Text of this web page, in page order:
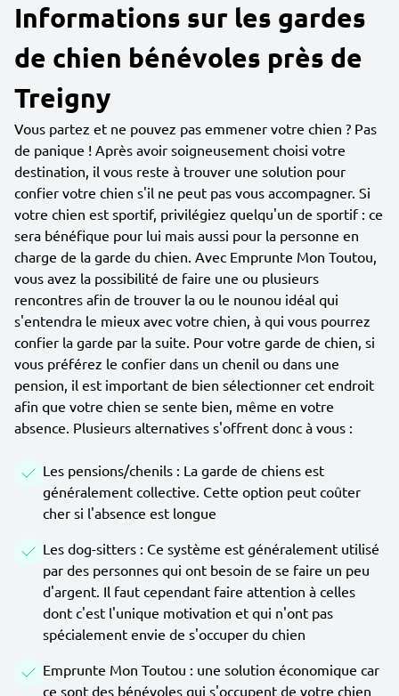
Informations sur les gardes
de chien bénévoles près de
Treigny
Vous partez et ne pouvez pas emmener votre chien ? Pas
de panique ! Après avoir soigneusement choisi votre
destination, il vous reste à trouver une solution pour
confier votre chien s'il ne peut pas vous accompagner. Si
votre chien est sportif, privilégiez quelqu'un de sportif : ce
sera bénéfique pour lui mais aussi pour la personne en
charge de la garde du chien. Avec Emprunte Mon Toutou,
vous avez la possibilité de faire une ou plusieurs
rencontres afin de trouver la ou le nounou idéal qui
s'entendra le mieux avec votre chien, à qui vous pourrez
confier la garde par la suite. Pour votre garde de chien, si
vous préférez le confier dans un chenil ou dans une
pension, il est important de bien sélectionner cet endroit
afin que votre chien se sente bien, même en votre
absence. Plusieurs alternatives s'offrent donc à vous :
Les pensions/chenils : La garde de chiens est
généralement collective. Cette option peut coûter
cher si l'absence est longue
Les dog-sitters : Ce système est généralement utilisé
par des personnes qui ont besoin de se faire un peu
d'argent. Il faut cependant faire attention à celles
dont c'est l'unique motivation et qui n'ont pas
spécialement envie de s'occuper du chien
Emprunte Mon Toutou : une solution économique car
ce sont des bénévoles qui s'occupent de votre chien